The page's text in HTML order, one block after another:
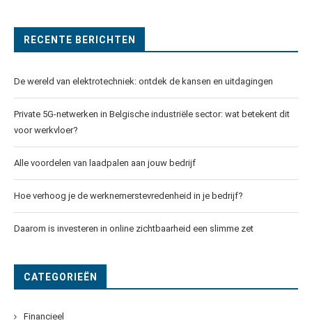
RECENTE BERICHTEN
De wereld van elektrotechniek: ontdek de kansen en uitdagingen
Private 5G-netwerken in Belgische industriële sector: wat betekent dit
voor werkvloer?
Alle voordelen van laadpalen aan jouw bedrijf
Hoe verhoog je de werknemerstevredenheid in je bedrijf?
Daarom is investeren in online zichtbaarheid een slimme zet
CATEGORIEËN
Financieel